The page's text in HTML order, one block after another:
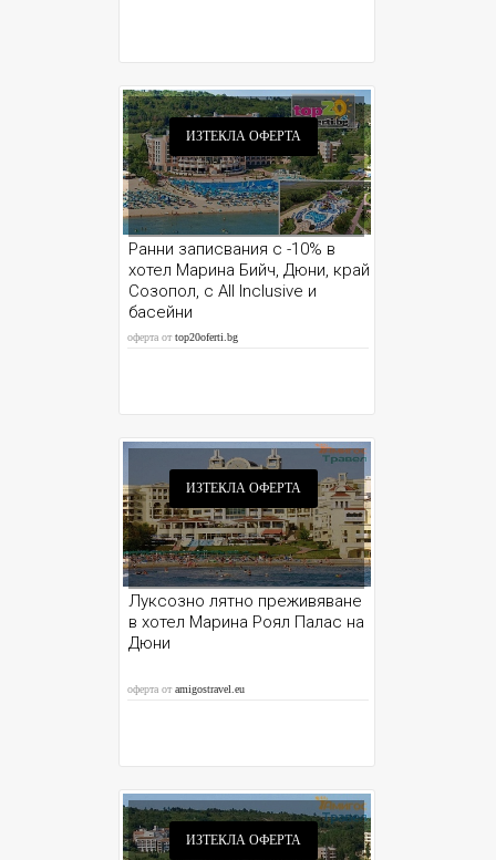
ИЗТЕКЛА ОФЕРТА
Ранни записвания с -10% в
хотел Марина Бийч, Дюни, край
Созопол, с All Inclusive и
басейни
оферта отtop20oferti.bg
ИЗТЕКЛА ОФЕРТА
Луксозно лятно преживяване
в хотел Марина Роял Палас на
Дюни
оферта отamigostravel.eu
ИЗТЕКЛА ОФЕРТА